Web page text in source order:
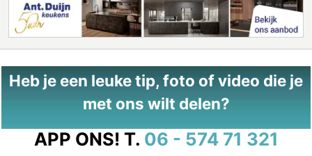
Heb je een leuke tip, foto of video die je
met ons wilt delen?
APP ONS! T. 06 - 574 71 321